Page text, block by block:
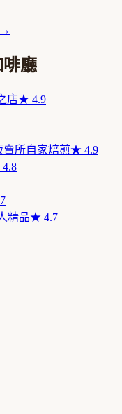
→
啡廳
店★ 4.9
賣所自家焙煎★ 4.9
4.8
精品★ 4.7